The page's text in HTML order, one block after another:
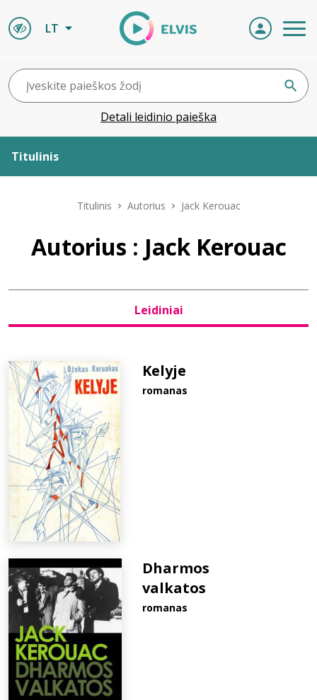
LT
Detali leidinio paieška
Titulinis
Leidiniai
D.U.K.
Titulinis Autorius Jack Kerouac
Autorius : Jack Kerouac
Leidiniai
Kelyje
romanas
Dharmos
valkatos
romanas